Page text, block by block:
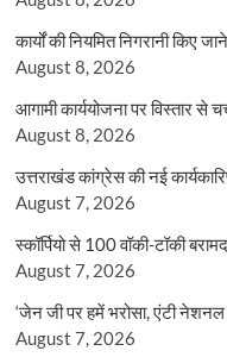
कार्यों की नियमित निगरानी किए
August 8, 2026
आगामी कार्ययोजना पर विस्तार से
August 8, 2026
उत्तराखंड कांग्रेस की नई
August 7, 2026
स्कॉर्पियो से 100 वॉकी-टॉकी बरामद
August 7, 2026
‘जेन जी पर हमें भरोसा, एंटी
August 7, 2026